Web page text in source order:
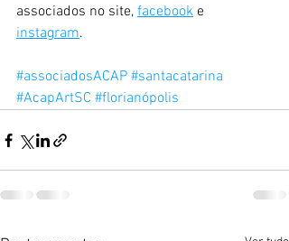
associados no site, facebook e
instagram.
#associadosACAP #santacatarina
#AcapArtSC #florianópolis